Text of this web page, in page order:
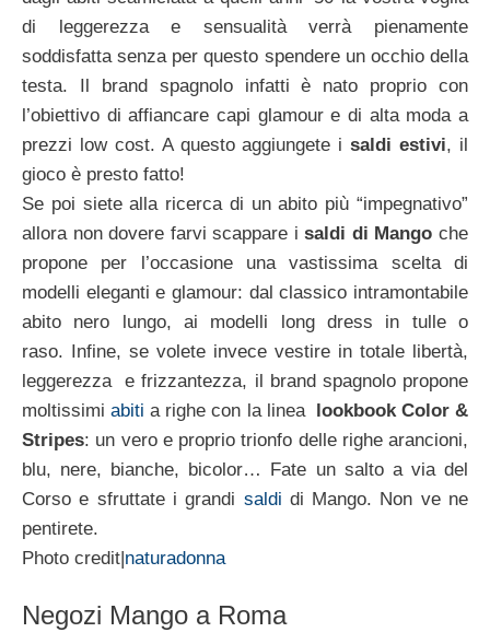
di leggerezza e sensualità verrà pienamente
soddisfatta senza per questo spendere un occhio della
testa. Il brand spagnolo infatti è nato proprio con
l’obiettivo di affiancare capi glamour e di alta moda a
prezzi low cost. A questo aggiungete isaldi estivi, il
gioco è presto fatto!
Se poi siete alla ricerca di un abito più “impegnativo”
allora non dovere farvi scappare isaldi di Mango che
propone per l’occasione una vastissima scelta di
modelli eleganti e glamour: dal classico intramontabile
abito nero lungo, ai modelli long dress in tulle o
raso. Infine, se volete invece vestire in totale libertà,
leggerezza e frizzantezza, il brand spagnolo propone
moltissimiabiti a righe con la linea lookbook Color &
Stripes: un vero e proprio trionfo delle righe arancioni,
blu, nere, bianche, bicolor… Fate un salto a via del
Corso e sfruttate i grandi saldi di Mango. Non ve ne
pentirete.
Photo credit|naturadonna
Negozi Mango a Roma